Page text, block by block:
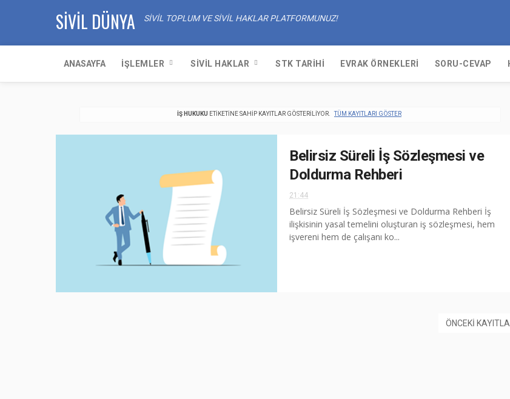
SIVIL DÜNYA SIVIL TOPLUM VE SIVIL HAKLAR PLATFORMUNUZ!
ANASAYFA İŞLEMLER SIVIL HAKLAR STK TARIHI EVRAK ÖRNEKLERI SORU-CEVAP
İŞ HUKUKU ETIKETINE SAHIP KAYITLAR GÖSTERILIYOR. TÜM KAYITLARI GÖSTER
Belirsiz Süreli İş Sözleşmesi ve
Doldurma Rehberi
21:44
Belirsiz Süreli İş Sözleşmesi ve Doldurma Rehberi İş
ilişkisinin yasal temelini oluşturan iş sözleşmesi, hem
işvereni hem de çalışanı ko...
ÖNCEKI